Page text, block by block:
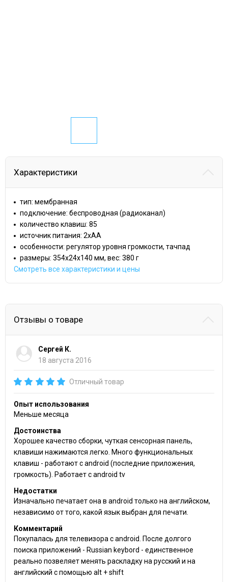
Характеристики
тип: мембранная
подключение: беспроводная (радиоканал)
количество клавиш: 85
источник питания: 2xAA
особенности: регулятор уровня громкости, тачпад
размеры: 354x24x140 мм, вес: 380 г
Смотреть все характеристики и цены
Отзывы о товаре
Сергей К.
18 августа 2016
Отличный товар
Опыт использования
Меньше месяца
Достоинства
Хорошее качество сборки, чуткая сенсорная панель,
клавиши нажимаются легко. Много функциональных
клавиш - работают с android (последние приложения,
громкость). Работает с android tv
Недостатки
Изначально печатает она в android только на английском,
независимо от того, какой язык выбран для печати.
Комментарий
Покупалась для телевизора с android. После долгого
поиска приложений - Russian keybord - единственное
реально позвеляет менять раскладку на русский и на
английский с помощью alt + shift